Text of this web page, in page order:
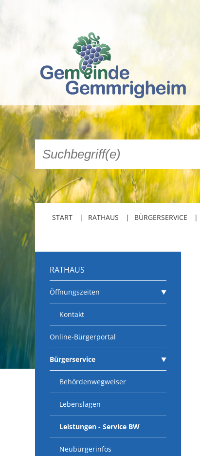
START RATHAUS BÜRGERSERVICE
RATHAUS
Öffnungszeiten
Kontakt
Online-Bürgerportal
Bürgerservice
Behördenwegweiser
Lebenslagen
Leistungen - Service BW
Neubürgerinfos